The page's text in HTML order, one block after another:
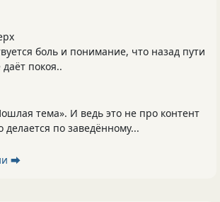
боль и понимание, что назад пути
покоя..
тема». И ведь это не про контент
делается по заведённому...
⮕